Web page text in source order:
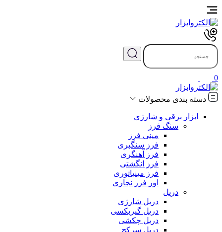
0
دسته بندی محصولات
ابزار برقی و شارژی
سنگ فرز
مینی فرز
فرز سنگبری
فرز آهنگری
فرز انگشتی
فرز مینیاتوری
اور فرز نجاری
دریل
دریل شارژی
دریل گیربکسی
دریل چکشی
دریل سرکج